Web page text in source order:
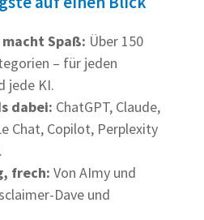
Spaß: Über 150
– für jeden
jede KI.
dabei: ChatGPT, Claude,
Chat, Copilot, Perplexity
frech: Von AImy und
Dave und